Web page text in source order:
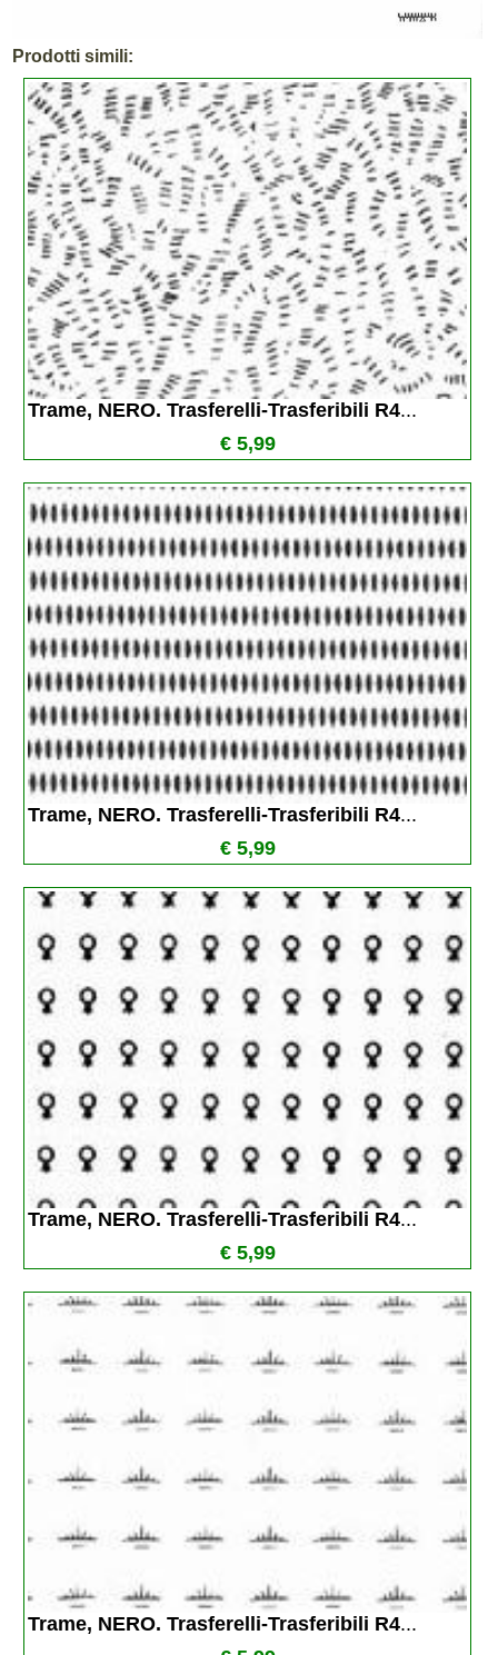
Prodotti simili:
Trame, NERO. Trasferelli-Trasferibili R4...
€ 5,99
Trame, NERO. Trasferelli-Trasferibili R4...
€ 5,99
Trame, NERO. Trasferelli-Trasferibili R4...
€ 5,99
Trame, NERO. Trasferelli-Trasferibili R4...